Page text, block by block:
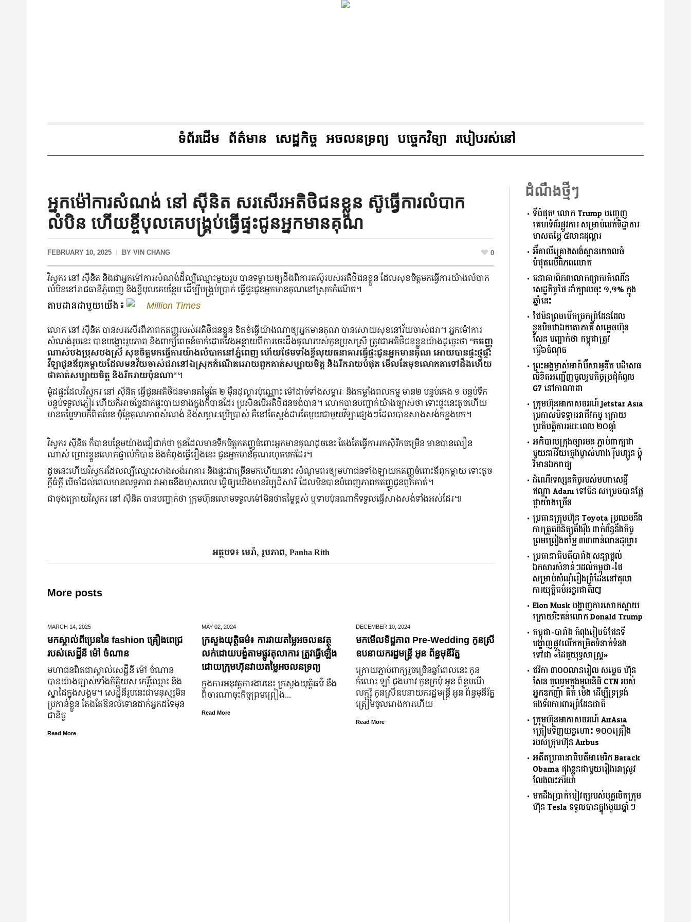
ទំព័រដើម ព័ត៌មាន សេដ្ឋកិច្ច អចលនទ្រព្យ បច្ចេកវិទ្យា របៀបរស់នៅ
អ្នកម៉ៅការសំណង់ នៅ ស៊ីនិត សរសើរអតិថិជនខ្លួន ស៊ូធ្វើការលំបាក
លំបិន ហើយខ្ចីបុលគេបង្គ្រប់ធ្វើផ្ទះជូនអ្នកមានគុណ
FEBRUARY 10, 2025 BY VIN CHANG 0
វិស្វករ នៅ ស៊ីនិត និងជាអ្នកម៉ៅការសំណង់ដ៏ល្បីឈ្មោះមួយ​រូប​ បាន​ទម្លាយ​ឲ្យ​ដឹង​ពី​ការ​តស៊ូ​របស់​អតិថិជន​ខ្លួន ដែល​សុខ​ចិត្ត​មក​ធ្វើ​ការ​យ៉ាង​លំបាក
លំបិន​នៅ​រាជធានី​ភ្នំពេញ និង​ខ្ចី​បុល​គេ​បន្ថែម ដើម្បី​បង្គ្រប់​ប្រាក់ ធ្វើ​ផ្ទះ​ជូន​អ្នក​មាន​គុណ​នៅ​ស្រុក​កំណើត។
តាមដានជាមួយយើង៖ Million Times
លោក នៅ ស៊ីនិត បាន​សរសើរ​ពី​ភាព​កតញ្ញូ​របស់​អតិថិជន​ខ្លួន ខិតខំ​ធ្វើ​យ៉ាងណា​ឲ្យ​អ្នក​មាន​គុណ បាន​សោយសុខ​នៅ​វ័យ​ចាស់​ជរា។ អ្នក​ម៉ៅការ​
សំណង់​​រូប​នេះ បាន​បង្ហោះ​រូបភាព និង​ពាក្យពេចន៍​ចាក់ដោត​វែងអន្លាយ​ពី​ការ​ចេះ​ដឹង​គុណ​របស់​កូន​ប្រុស​ស្រី ត្រូវ​ជា​អតិថិជន​ខ្លួន​យ៉ាង​ដូច្នេះ​ថា “កតញ្ញូ​
ណាស់​បង​ប្រុស​បងស្រី សុខ​ចិត្ត​មក​ធ្វើការ​យ៉ាង​លំបាក​នៅ​ភ្នំពេញ ហើយ​ថែមទាំង​ខ្ចី​លុយ​ធនាគារ​ធ្វើ​ផ្ទះ​ជូន​អ្នក​មាន​គុណ អោយ​បាន​ផ្ទះ​ថ្ម​ផ្ទះ​
វីឡា​ជូន​ឪពុក​ម្តាយ​ដែល​មន​វ័យ​ចាស់​ជរា​នៅ​ឯ​ស្រុក​កំណើត​អោយ​ពួកគាត់​សប្បាយ​ចិត្ត និង​រីករាយ​បំផុត មើល​តែ​មុខ​លោកតា​ទៅ​ដឹង​ហើយ​
ថា​គាត់​សប្បាយ​ចិត្ត និង​រីករាយ​ប៉ុនណា“។
ម៉ូដ​ផ្ទះ​ដែល​វិស្វករ នៅ ស៊ីនិត ធ្វើ​ជូន​អតិថិជន​មាន​តម្លៃ​តែ ២ ម៉ឺន​ដុល្លារ​ប៉ុណ្ណោះ ម៉ៅ​ដាច់​ទាំង​សម្ភារៈ និង​កម្លាំង​ពលកម្ម មាន២ បន្ទប់គេង ១ បន្ទប់ទឹក
បន្ទប់​ទទួល​ភ្ញៀវ ហើយ​ក៏​អាច​ច្នៃ​ដាក់​ផ្ទះបាយ​ខាង​ក្នុង​ក៏​បាន​ដែរ ប្រសិនបើ​អតិថិជន​ចង់​បាន។ លោក​បាន​បញ្ជាក់​យ៉ាង​ច្បាស់​ថា ទោះ​ផ្ទះ​នេះ​តូច​ហើយ​
មាន​តម្លៃ​ទាបក៏ពិត​មែន ប៉ុន្តែ​គុណភាព​សំណង់ និង​សម្ភារៈ​ប្រើប្រាស់ គឺ​នៅតែ​ស្តង់ដារ​តែ​មួយ​ជាមួយ​វីឡា​ផ្សេង​ៗ​ដែល​បាន​សាងសង់​កន្លង​មក​​។
វិស្វករ ស៊ីនិត ក៏​បាន​បន្ថែម​យ៉ាង​ជឿជាក់​ថា កូន​ដែល​មាន​ទឹក​ចិត្ត​កតញ្ញូ​ចំពោះ​អ្នក​មាន​គុណ​ដូចនេះ តែងតែ​ធ្វើ​ការ​រកស៊ី​រីក​ចម្រើន មាន​បាន​លឿន​
ណាស់ ព្រោះ​​ខ្លួន​លោក​ផ្ទាល់​ក៏​បាន​ និង​កំពុង​ធ្វើ​រឿង​នេះ ជូន​អ្នក​មាន​គុណ​រហូត​មក​ដែរ។
ដូចនេះ​ហើយ​វិស្វករ​ដែល​ល្បី​ឈ្មោះ​សាងសង់​អាគារ​ និង​ផ្ទះជាច្រើន​មក​ហើយ​នោះ ​សំណូមពរ​ឲ្យ​មហាជន​ទាំងឡាយ​កតញ្ញូ​ចំពោះ​ឪពុក​ម្ដាយ ទោះ​តូច​
ក្ដី​ធំ​ក្ដី បើ​ចាំ​ដល់​ពេល​មាន​លទ្ធភាព វា​អាច​នឹង​ហួស​ពេល ធ្វើ​ឲ្យ​យើង​មាន​វិប្បដិសារី​ ដែល​មិន​បាន​បំពេញ​ភាព​កតញ្ញូ​ជូន​ពួកគាត់។
ជាចុងក្រោយវិស្វករ នៅ ស៊ីនិត បាន​បញ្ជាក់​ថា ក្រុមហ៊ុន​លោម​ទទួល​ម៉ៅ​មិន​ថា​តម្លៃ​ខ្ពស់ ឬ​ទាប​ប៉ុនណា​ក៏​ទទួល​ធ្វើ​សាងសង់​ទាំងអស់​ដែរ៕
អត្ថបទ៖ មេរ៉ា, រូបភាព, Panha Rith
More posts
MARCH 14, 2025
មកស្គាល់ពីប្រេននៃ​ fashion គ្រឿងពេជ្រ
របស់សេដ្ឋីនី ម៉ៅ ចំណាន
មហាជន​ពិតជា​ស្គាល់​សេដ្ឋី​នី ម៉ៅ ចំណាន
បាន​យ៉ាង​ច្បាស់​ទាំង​កិត្តិយស កេរ្តិ៍ឈ្មោះ និង​
ស្នាដៃ​ក្នុង​សង្គម។ សេដ្ឋី​នី​រូប​នេះ​ជា​មនុស្ស​មិន​
ប្រកាន់​ខ្លួន តែងតែ​ឱនលំទោន​ដាក់​អ្នក​ដទៃ​មុន​
ជានិច្ច
Read More
MAY 02, 2024
ក្រសួងយុត្តិធម៌៖ ការវាយតម្លៃអចលនវត្ថុ
លក់ដោយបង្ខំតាមផ្លូវតុលាការ ត្រូវធ្វើឡើង
ដោយក្រុមហ៊ុនវាយតម្លៃអចលនទ្រព្យ
ក្នុងការអនុវត្តការងារនេះ ក្រសួងយុត្តិធម៌ នឹង
ពិចារណាចុះកិច្ចព្រមព្រៀង...
Read More
DECEMBER 10, 2024
មកមើលទិដ្ឋភាព Pre-Wedding កូនស្រី
ឧបនាយករដ្ឋមន្រ្តី អូន ព័ន្ធមុនីរ័ត្ន
ក្រោយ​ភ្ជាប់​ពាក្យ​រួច​ច្រើន​ឆ្នាំ​ពេលនេះ កូន
កំលោះ ឡាំ ជុងហាវ កូនក្រមុំ អូន ព័ន្ធមណី
លក្ស្មី កូនស្រី​ឧបនាយករដ្ឋមន្ត្រី អូន ព័ន្ធមុនីរ័ត្ន
ត្រៀម​ចូល​រោងការ​ហើយ
Read More
ដំណឹងថ្មីៗ
ទីបំផុត! លោក Trump បញ្ចេញ
គេហទំព័រផ្លូវការ សម្រាប់លក់ទិដ្ឋាការ
មាសតម្លៃ ៥លានដុល្លារ
អ៊ីតាលីគ្រោងសង់ស្ពានយោលធំ
បំផុតលើពិភពលោក
ធនាគារពិភពលោកព្យាករកំណើន
សេដ្ឋកិច្ចថៃ ដាំក្បាលចុះ ១,១% ក្នុង
ឆ្នាំនេះ
ថៃមិនព្រមបើកច្រកព្រំដែនដែល
ខ្លួនបិទជាឯកតោភាគី សម្តេចហ៊ុន
សែន បញ្ជាក់ថា កម្ពុជាត្រូវ
ធ្វើ៦ចំណុច
ព្រះអង្គម្ចាស់អារ៉ាប៊ីសាអូឌីត បដិសេធ
លិខិតអញ្ជើញចូលរួមកិច្ចប្រជុំកំពូល
G7 នៅកាណាដា
ក្រុមហ៊ុនអាកាសចរណ៍ Jetstar Asia
ប្រកាសបិទទ្វារអាជីវកម្ម ក្រោយ
ប្រតិបត្តិការរយៈពេល ២០ឆ្នាំ
អភិបាលក្រុងច្បារមន ភ្ជាប់ពាក្យជា
មួយនារីវ័យក្មេងម្ចាស់ហាង រ៉ីមហ្សូន ម្តុំ
វិមានឯករាជ្យ
ដំណើរទស្សនកិច្ចរបស់មហាសេដ្ឋី
ឥណ្ឌា Adani ទៅចិន សម្រេចបានផ្លែ
ផ្កាយ៉ាងច្រើន
ប្រធានក្រុមហ៊ុន Toyota ប្រឈមនឹង
ការត្រួតពិនិត្យតឹងរ៉ឹង ពាក់ព័ន្ធនឹងកិច្ច
ព្រមព្រៀងតម្លៃ ៣៣ពាន់លានដុល្លារ
ប្រធានាធិបតីបារាំង សន្យាផ្ដល់
ឯកសារសំខាន់ៗដល់កម្ពុជា-ថៃ
សម្រាប់សំណុំរឿងព្រំដែននៅតុលា
ការយុតិ្តធម៌អន្តរជាតិICJ
Elon Musk បង្ហាញការសោកស្ដាយ
ក្រោយរិះគន់លោក Donald Trump
កម្ពុជា-បារាំង កំពុងរៀបចំផែនទី
បង្ហាញផ្លូវលើកកម្រិតទំនាក់ទំនង
ទៅជា «ដៃគូយុទ្ធសាស្ត្រ»
ថវិកា ៣០០លានរៀល សម្តេច ហ៊ុន
សែន ចូលរួមក្នុងមូលនិធិ CTN របស់
អ្នកឧកញ៉ា គិត ម៉េង ដើម្បីទ្រទ្រង់
កងទ័ពការពារព្រំដែនជាតិ
ក្រុមហ៊ុនអាកាសចរណ៍ AirAsia
ត្រៀមទិញយន្តហោះ ១០០គ្រឿង
របស់ក្រុមហ៊ុន Airbus
អតីតប្រធានាធិបតីអាមេរិក Barack
Obama ផុងខ្លួនជាមួយរឿងអាស្រូវ
លែងលះភរិយា
មកដឹងប្រាក់បៀវត្សរបស់បុគ្គលិកក្រុម
ហ៊ុន Tesla ទទួលបានក្នុងមួយឆ្នាំៗ